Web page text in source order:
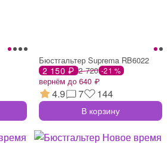
Бюстгальтер Suprema RB6022
2 150 ₽ 2 720 -21 %
вернём до 640 ₽
4.9 7 144
В корзину